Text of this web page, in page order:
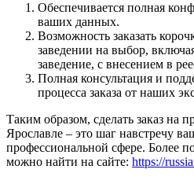
Обеспечивается полная
ваших данных.
Возможность заказать
заведении на выбор,
заведение, с внесением в
Полная консультация и
процесса заказа от наших
Таким образом, сделать заказ на
Ярославле – это шаг навстречу
профессиональной сфере. Более
можно найти на сайте: https://